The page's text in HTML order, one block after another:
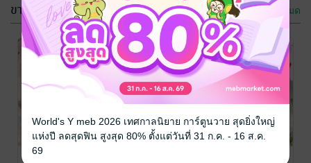
ขายดี ดูทั้งหมด
-34%
เกอเช่นข้าจะขอ
-34% -34%
World's Y meb 2026 เทศกาลนิยาย การ์ตูนวาย สุดยิ่งใหญ่
แห่งปี ลดสุดฟิน สูงสุด 80% ตั้งแต่วันที่ 31 ก.ค. - 16 ส.ค.
69